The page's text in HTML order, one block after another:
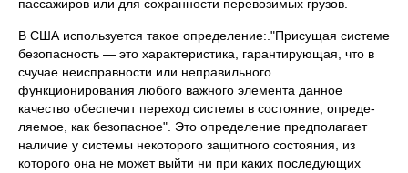
пассажиров или для сохранности перевозимых грузов.
В США используется такое определение:."Присущая системе
безопасность — это характеристика, гаран­тирующая, что в
счучае неисправности или.неправильного
функционирования любого важного элемента данное
качество обеспечит переход системы в состояние, опреде­
ляемое, как безопасное". Это определение предполагает
наличие у системы некоторого защитного состояния, из
которого она не может выйти ни при каких последующих